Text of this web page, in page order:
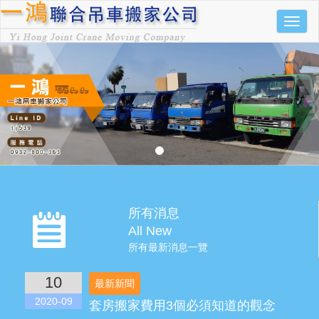
功
能
選
單
所有消息
All New
所有最新消息一覽
10
2020-09
最新新聞
套房搬家費用3個必須知道的觀念